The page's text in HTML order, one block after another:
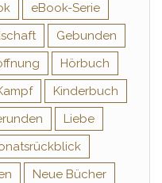
eBook-Serie
Gebunden
Hörbuch
Kinderbuch
Liebe
Neue Bücher